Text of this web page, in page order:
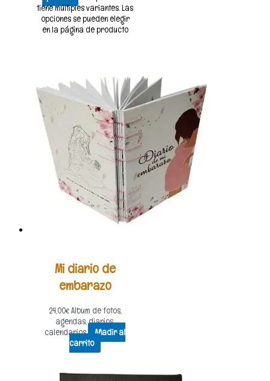
tiene múltiples variantes. Las
opciones se pueden elegir
en la página de producto
Mi diario de
embarazo
24,00€Album de fotos,
agendas, diarios,
calendarios
Añadir al
carrito